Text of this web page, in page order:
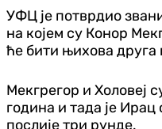
УФЦ је потврдио
на којем су Конор
ће бити њихова друга
Мекгрегор и Холовеј
година и тада је
послије три рунде.